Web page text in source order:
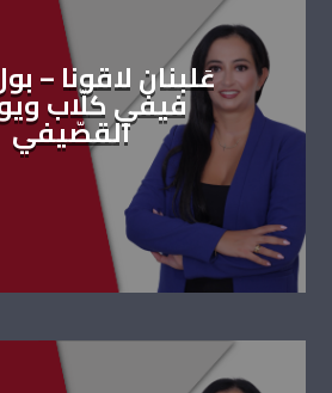
عَلبنان لاقونا –
فيفي كلّاب
القصّيفي